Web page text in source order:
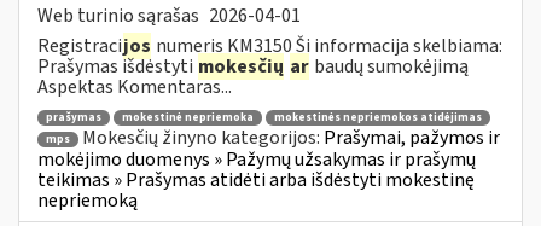
Web turinio sąrašas 2026-04-01
Registracijos numeris KM3150 Ši informacija skelbiama:
Prašymas išdėstyti mokesčių ar baudų sumokėjimą
Aspektas Komentaras...
prašymas mokestinė nepriemoka
mokestinės nepriemokos atidėjimas
mps
Mokesčių žinyno kategorijos: Prašymai, pažymos ir
mokėjimo duomenys » Pažymų užsakymas ir prašymų
teikimas » Prašymas atidėti arba išdėstyti mokestinę
nepriemoką